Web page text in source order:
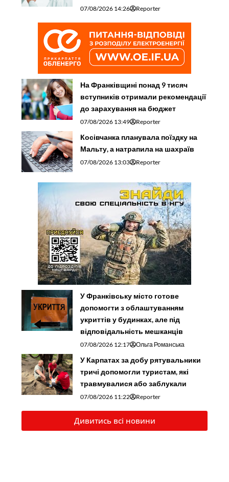
07/08/2026 14:26 Reporter
На Франківщині понад 9 тисяч
вступників отримали рекомендації
до зарахування на бюджет
07/08/2026 13:49 Reporter
Косівчанка планувала поїздку на
Мальту, а натрапила на шахраїв
07/08/2026 13:03 Reporter
У Франківську місто готове
допомогти з облаштуванням
укриттів у будинках, але під
відповідальність мешканців
07/08/2026 12:17 Ольга Романська
У Карпатах за добу рятувальники
тричі допомогли туристам, які
травмувалися або заблукали
07/08/2026 11:22 Reporter
Дивитись всі новини